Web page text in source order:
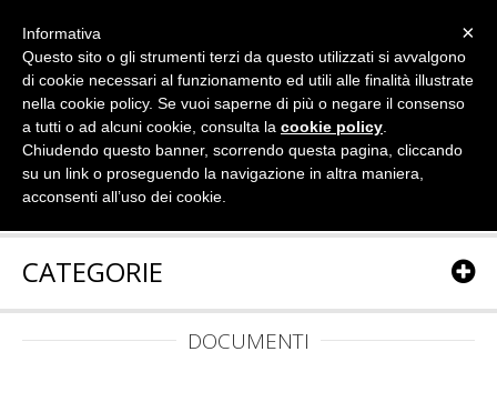
CATEGORIE
DOCUMENTI
×
Informativa
Questo sito o gli strumenti terzi da questo utilizzati si avvalgono
di cookie necessari al funzionamento ed utili alle finalità illustrate
nella cookie policy. Se vuoi saperne di più o negare il consenso
a tutti o ad alcuni cookie, consulta la cookie policy
Chiudendo questo banner, scorrendo questa pagina, cliccando
su un link o proseguendo la navigazione in altra maniera,
acconsenti all’uso dei cookie.